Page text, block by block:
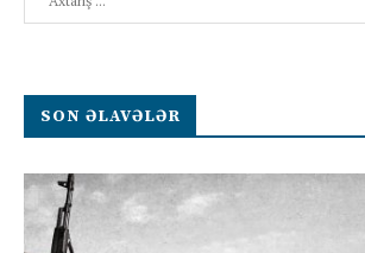
SON ƏLAVƏLƏR